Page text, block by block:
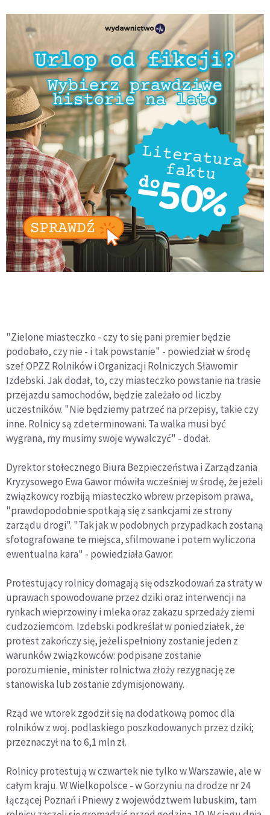
"Zielone miasteczko - czy to się pani premier będzie
podobało, czy nie - i tak powstanie" - powiedział w środę
szef OPZZ Rolników i Organizacji Rolniczych Sławomir
Izdebski. Jak dodał, to, czy miasteczko powstanie na trasie
przejazdu samochodów, będzie zależało od liczby
uczestników. "Nie będziemy patrzeć na przepisy, takie czy
inne. Rolnicy są zdeterminowani. Ta walka musi być
wygrana, my musimy swoje wywalczyć" - dodał.
Dyrektor stołecznego Biura Bezpieczeństwa i Zarządzania
Kryzysowego Ewa Gawor mówiła wcześniej w środę, że jeżeli
związkowcy rozbiją miasteczko wbrew przepisom prawa,
"prawdopodobnie spotkają się z sankcjami ze strony
zarządu drogi". "Tak jak w podobnych przypadkach zostaną
sfotografowane te miejsca, sfilmowane i potem wyliczona
ewentualna kara" - powiedziała Gawor.
Protestujący rolnicy domagają się odszkodowań za straty w
uprawach spowodowane przez dziki oraz interwencji na
rynkach wieprzowiny i mleka oraz zakazu sprzedaży ziemi
cudzoziemcom. Izdebski podkreślał w poniedziałek, że
protest zakończy się, jeżeli spełniony zostanie jeden z
warunków związkowców: podpisane zostanie
porozumienie, minister rolnictwa złoży rezygnację ze
stanowiska lub zostanie zdymisjonowany.
Rząd we wtorek zgodził się na dodatkową pomoc dla
rolników z woj. podlaskiego poszkodowanych przez dziki;
przeznaczył na to 6,1 mln zł.
Rolnicy protestują w czwartek nie tylko w Warszawie, ale w
całym kraju. W Wielkopolsce - w Gorzyniu na drodze nr 24
łączącej Poznań i Pniewy z województwem lubuskim, tam